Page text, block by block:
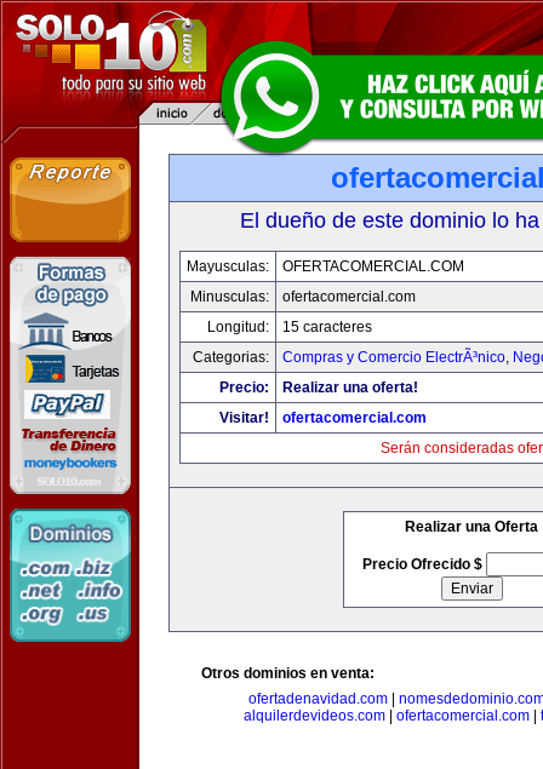
El dueño de este dominio lo
Mayusculas:
OFERTACOMERCIAL.COM
Minusculas:
ofertacomercial.com
Longitud:
15 caracteres
Categorias:
Compras y Comercio ElectrÃ³nico,
Precio:
Realizar una oferta!
Visitar!
ofertacomercial.com
Serán consideradas
Realizar una Oferta
Precio Ofrecido $
Otros dominios en venta:
ofertadenavidad.com|
alquilerdevideos.com
ofertacomercial.com